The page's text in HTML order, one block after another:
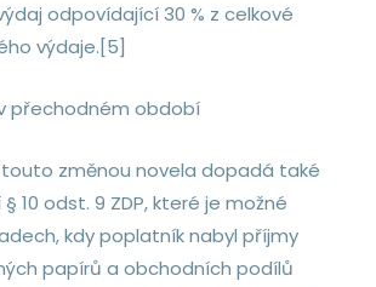
odpovídající 30 % z celkové
výdaje.[5]
přechodném období
touto změnou novela dopadá také
10 odst. 9 ZDP, které je možné
kdy poplatník nabyl příjmy
papírů a obchodních podílů